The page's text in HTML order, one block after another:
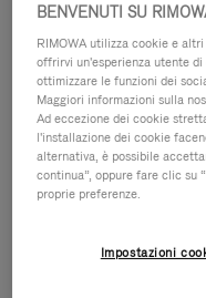
BENVENUTI SU
RIMOWA utilizza cookie e
offrirvi un'esperienza utente
ottimizzare le funzioni dei
Maggiori informazioni sulla
Ad eccezione dei cookie
l'installazione dei cookie
alternativa, è possibile
continua”, oppure fare clic su
proprie preferenze.
Impostazioni